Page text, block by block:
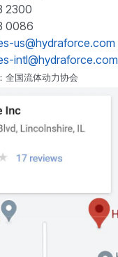
2300
0086
us@hydraforce.com
intl@hydraforce.com
全国流体动力协会